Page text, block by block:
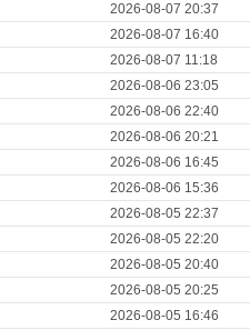
2026-08-07 20:37
2026-08-07 16:40
2026-08-07 11:18
2026-08-06 23:05
2026-08-06 22:40
2026-08-06 20:21
2026-08-06 16:45
2026-08-06 15:36
2026-08-05 22:37
2026-08-05 22:20
2026-08-05 20:40
2026-08-05 20:25
2026-08-05 16:46